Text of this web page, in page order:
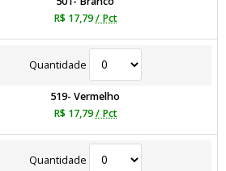
R$ 17,79 / Pct
Quantidade
519- Vermelho
R$ 17,79 / Pct
Quantidade